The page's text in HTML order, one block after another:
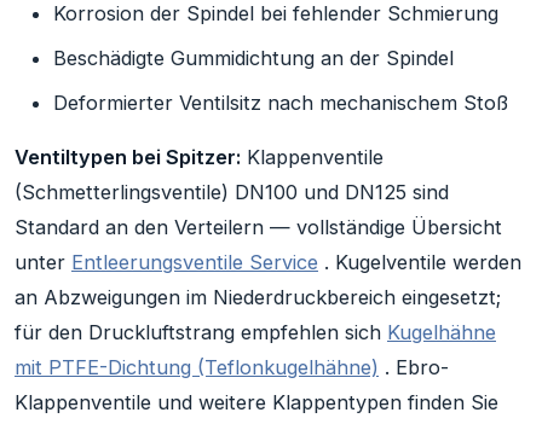
Korrosion der Spindel bei fehlender Schmierung
Beschädigte Gummidichtung an der Spindel
Deformierter Ventilsitz nach mechanischem Stoß
Ventiltypen bei Spitzer: Klappenventile
(Schmetterlingsventile) DN100 und DN125 sind
Standard an den Verteilern — vollständige Übersicht
unter Entleerungsventile Service . Kugelventile werden
an Abzweigungen im Niederdruckbereich eingesetzt;
für den Druckluftstrang empfehlen sich Kugelhähne
mit PTFE-Dichtung (Teflonkugelhähne) . Ebro-
Klappenventile und weitere Klappentypen finden Sie